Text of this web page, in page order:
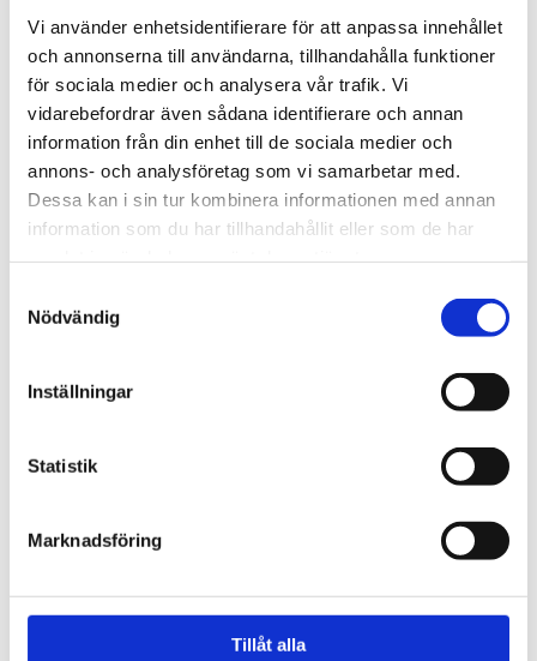
Vi använder enhetsidentifierare för att anpassa innehållet
och annonserna till användarna, tillhandahålla funktioner
för sociala medier och analysera vår trafik. Vi
vidarebefordrar även sådana identifierare och annan
information från din enhet till de sociala medier och
annons- och analysföretag som vi samarbetar med.
Dessa kan i sin tur kombinera informationen med annan
information som du har tillhandahållit eller som de har
Nödvändig
Inställningar
Statistik
Marknadsföring
Tillåt alla
och MMS inom Sverige.
Bättre mobiltelefon täckning inomhus.
Du får ovanstående lösningar av oss!
Vi besöker dig kostnadsfritt och presenterar
en Totallösning av ditt mediahem och
lämnar en prisuppgift.
Du får nöjd kundgaranti och allt installerat
och klart, inklusive våra utomhusenheter.
Comments are closed.